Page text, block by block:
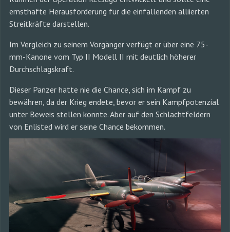
ernsthafte Herausforderung für die einfallenden alliierten
Streitkräfte darstellen.
Im Vergleich zu seinem Vorgänger verfügt er über eine 75-
mm-Kanone vom Typ II Modell II mit deutlich höherer
Durchschlagskraft.
Dieser Panzer hatte nie die Chance, sich im Kampf zu
bewähren, da der Krieg endete, bevor er sein Kampfpotenzial
unter Beweis stellen konnte. Aber auf den Schlachtfeldern
von Enlisted wird er seine Chance bekommen.